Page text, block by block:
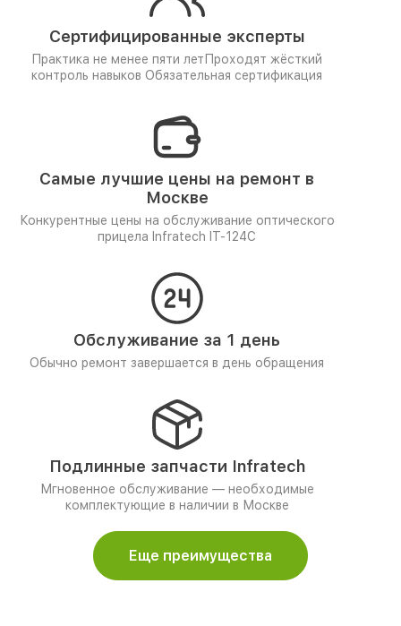
Сертифицированные эксперты
Практика не менее пяти лет Проходят жёсткий
контроль навыков Обязательная сертификация
Самые лучшие цены на ремонт в
Москве
Конкурентные цены на обслуживание оптического
прицела Infratech IT-124C
Обслуживание за 1 день
Обычно ремонт завершается в день обращения
Подлинные запчасти Infratech
Мгновенное обслуживание — необходимые
комплектующие в наличии в Москве
Еще преимущества